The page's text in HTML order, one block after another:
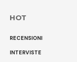
HOT
RECENSIONI
INTERVISTE